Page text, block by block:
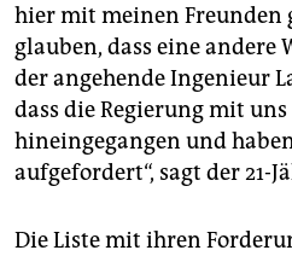
hier mit meinen Freunden
glauben, dass eine andere
der angehende Ingenieur
dass die Regierung mit
hineingegangen und
aufgefordert“, sagt der 21-
Die Liste mit ihren